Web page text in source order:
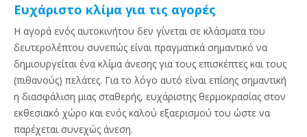
Ευχάριστο κλίμα για τις αγορές
Η αγορά ενός αυτοκινήτου δεν γίνεται σε κλάσματα του
δευτερολέπτου συνεπώς είναι πραγματικά σημαντικό να
δημιουργείται ένα κλίμα άνεσης για τους επισκέπτες και τους
(πιθανούς) πελάτες. Για το λόγο αυτό είναι επίσης σημαντική
η διασφάλιση μιας σταθερής, ευχάριστης θερμοκρασίας στον
εκθεσιακό χώρο και ενός καλού εξαερισμού του ώστε να
παρέχεται συνεχώς άνεση.